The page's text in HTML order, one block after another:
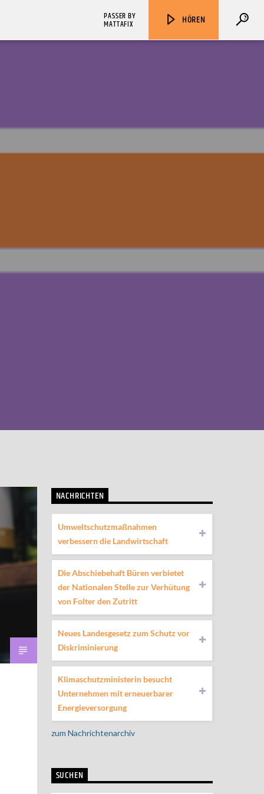
HÖREN
PASSER BY
MATTAFIX
NACHRICHTEN
Umweltschutzmaßnahmen
verbessern die Landwirtschaft
Die Abschiebehaft Büren verbietet
der Nationalen Stelle zur Verhütung
von Folter den Zutritt
Neues Landesgesetz zum Schutz vor
Diskriminierung
Klimaschutzministerin besucht
Unternehmen mit erneuerbarer
Energieversorgung
zum Nachrichtenarchiv
SUCHEN